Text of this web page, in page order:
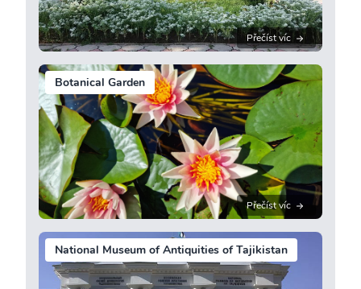
Přečíst víc
Botanical Garden
Přečíst víc
National Museum of Antiquities of Tajikistan